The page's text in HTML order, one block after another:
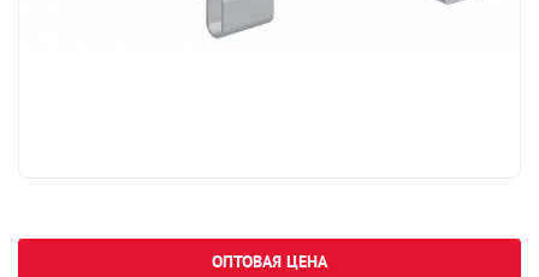
ОПТОВАЯ ЦЕНА